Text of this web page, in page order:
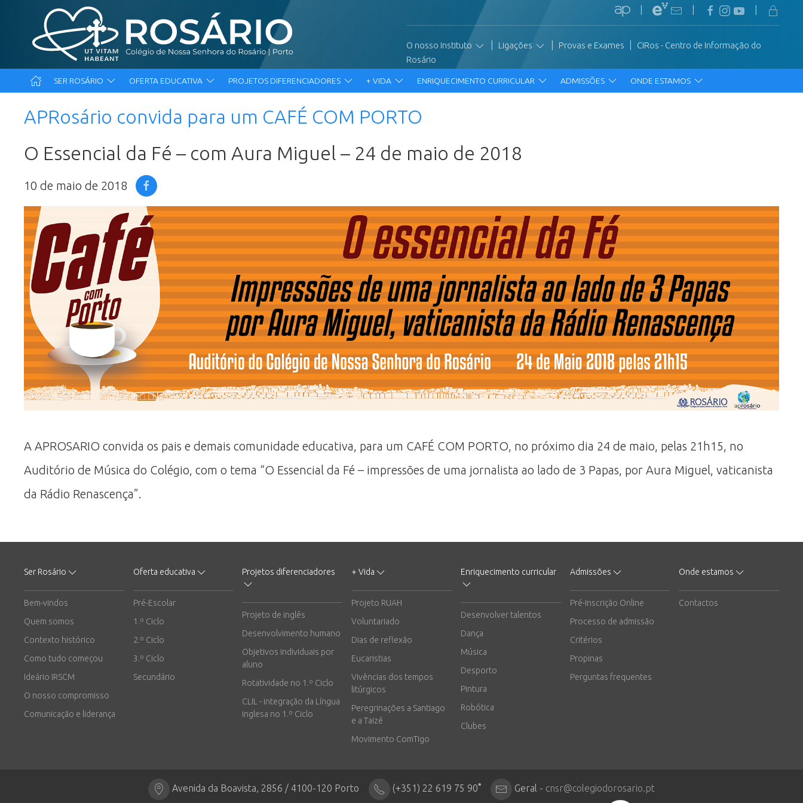
O nosso Instituto Ligações Provas e Exames
CIRos - Centro de Informação do
Rosário
SER ROSÁRIO OFERTA EDUCATIVA PROJETOS DIFERENCIADORES + VIDA ENRIQUECIMENTO CURRICULAR ADMISSÕES ONDE ESTAMOS
APRosário convida para um CAFÉ COM PORTO
O Essencial da Fé – com Aura Miguel – 24 de maio de 2018
10 de maio de 2018
A APROSARIO convida os pais e demais comunidade educativa, para um CAFÉ COM PORTO, no próximo dia 24 de maio, pelas 21h15, no
Auditório de Música do Colégio, com o tema “O Essencial da Fé – impressões de uma jornalista ao lado de 3 Papas, por Aura Miguel, vaticanista
da Rádio Renascença”.
Ser Rosário
Bem-vindos
Quem somos
Contexto histórico
Como tudo começou
Ideário IRSCM
O nosso compromisso
Comunicação e liderança
Oferta educativa
Pré-Escolar
1.º Ciclo
2.º Ciclo
3.º Ciclo
Secundário
Projetos diferenciadores
Projeto de inglês
Desenvolvimento humano
Objetivos individuais por
aluno
Rotatividade no 1.º Ciclo
CLIL - integração da Língua
inglesa no 1.º Ciclo
+ Vida
Projeto RUAH
Voluntariado
Dias de reflexão
Eucaristias
Vivências dos tempos
litúrgicos
Peregrinações a Santiago
e a Taizé
Movimento ComTigo
Enriquecimento curricular
Desenvolver talentos
Dança
Música
Desporto
Pintura
Robótica
Clubes
Admissões
Pré-Inscrição Online
Processo de admissão
Critérios
Propinas
Perguntas frequentes
Onde estamos
Contactos
Avenida da Boavista, 2856 / 4100-120 Porto (+351) 22 619 75 90* Geral - cnsr@colegiodorosario.pt